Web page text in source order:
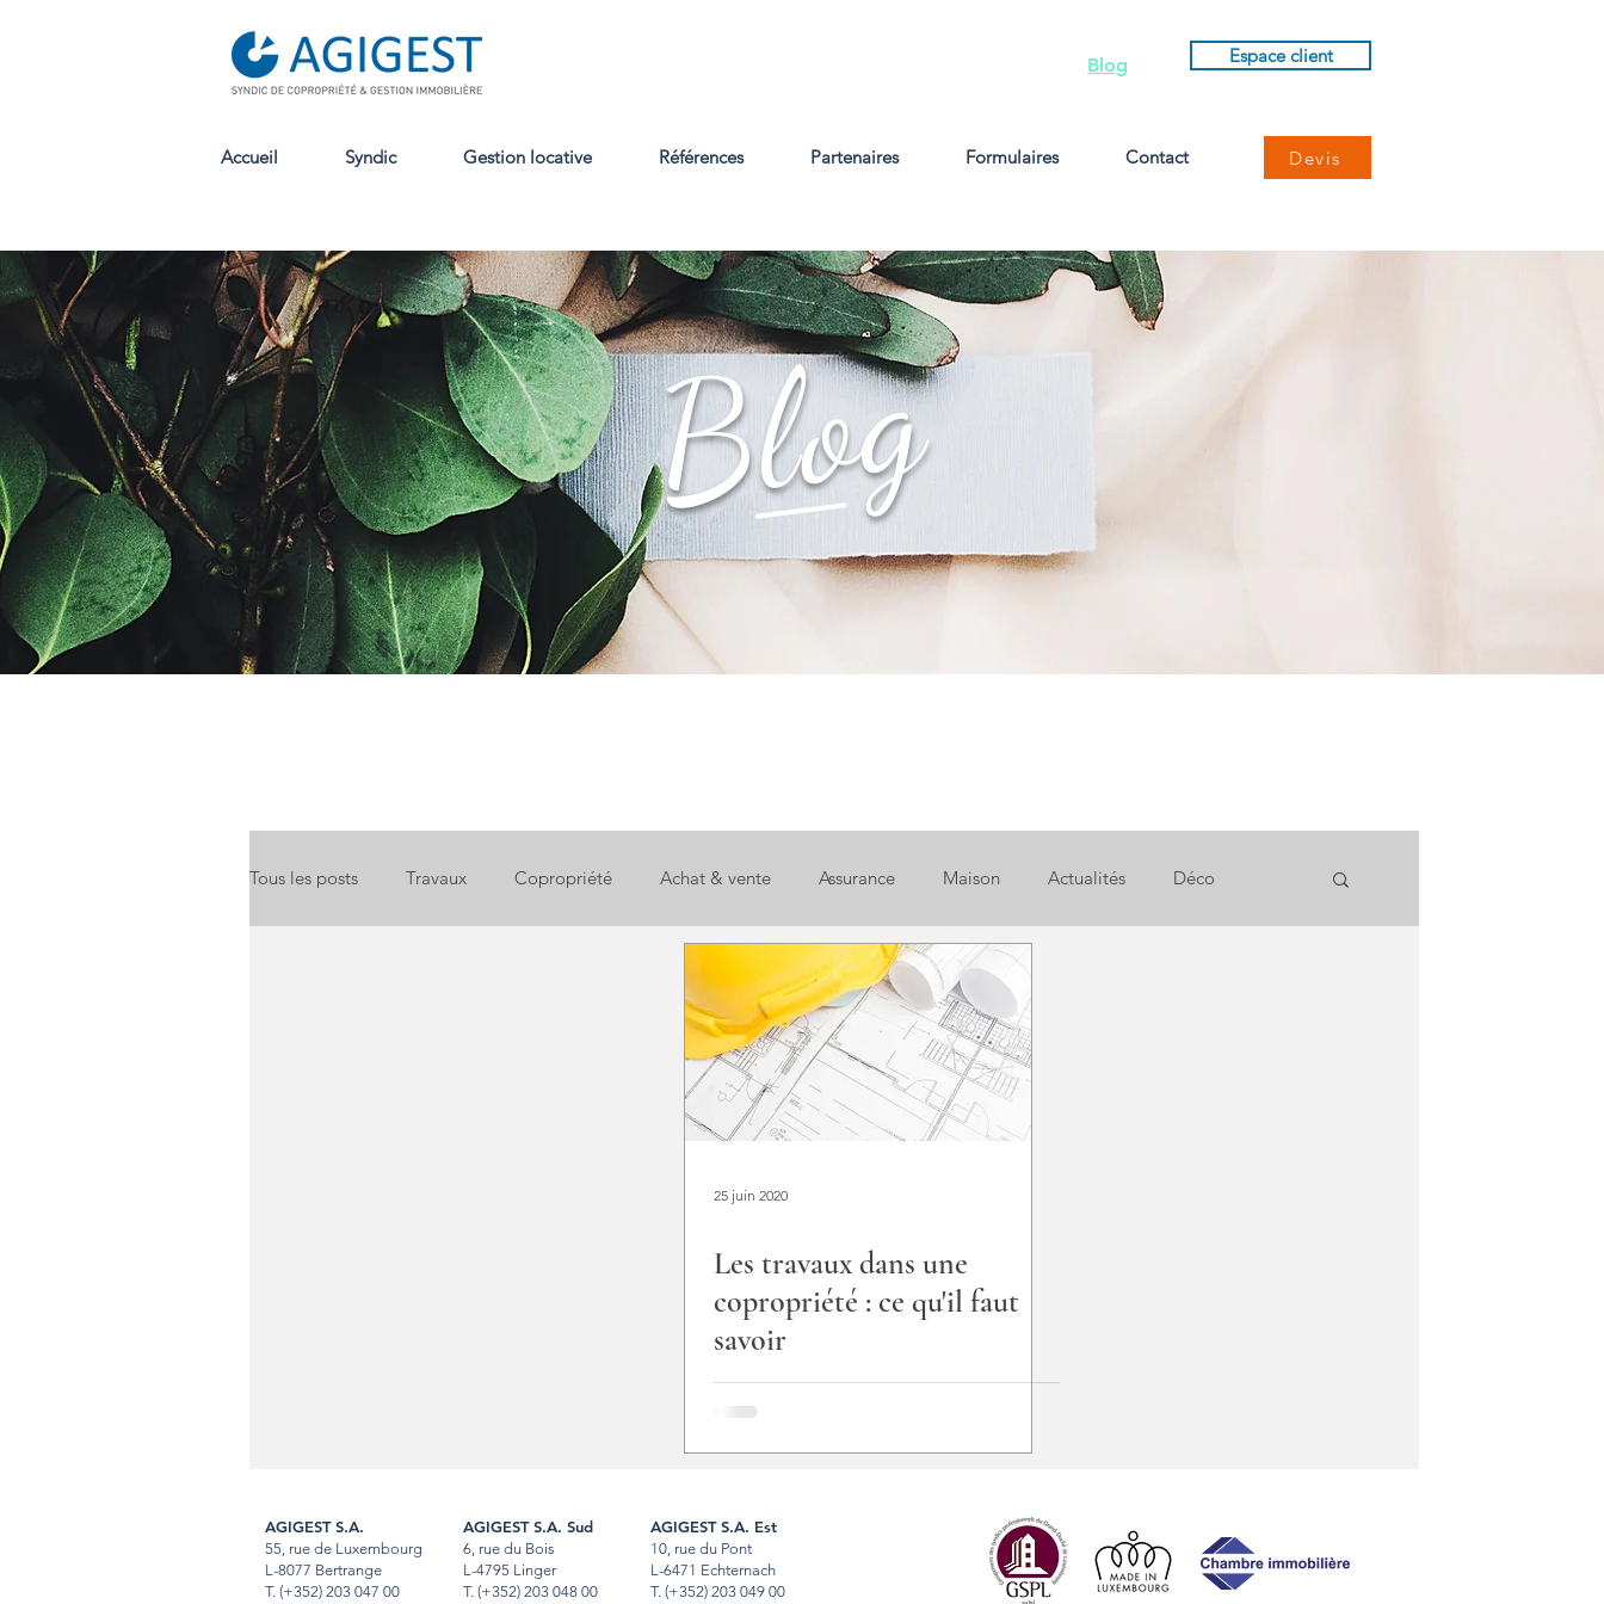
Blog Espace client
Accueil Syndic Gestion locative Références Partenaires Formulaires Contact Devis
Blog
Tous les posts Travaux Copropriété Achat & vente Assurance Maison Actualités Déco
25 juin 2020
Les travaux dans une
copropriété : ce qu'il faut
savoir
AGIGEST S.A.
55, rue de Luxembourg
L-8077 Bertrange
T. (+352) 203 047 00
AGIGEST S.A. Sud
6, rue du Bois
L-4795 Linger
T. (+352) 203 048 00
AGIGEST S.A. Est
10, rue du Pont
L-6471 Echternach
T. (+352) 203 049 00